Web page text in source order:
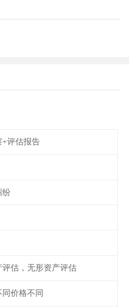
+评估报告
纷
评估，无形资产评估
同价格不同